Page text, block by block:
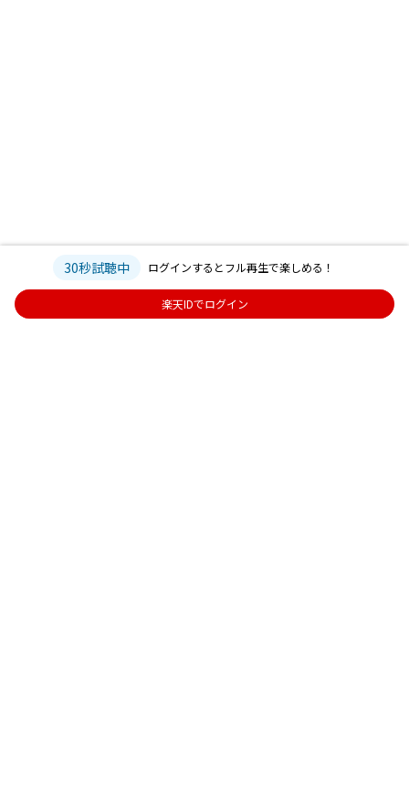
30秒試聴中 ログインするとフル再生で楽しめる！
楽天IDでログイン